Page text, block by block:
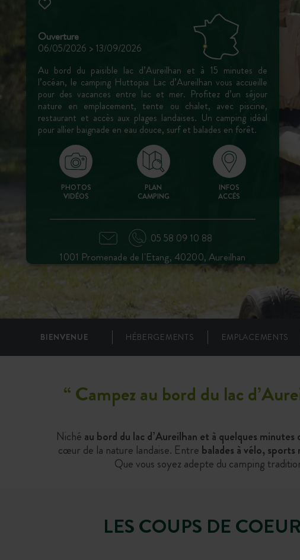
Ouverture
06/05/2026 > 13/09/2026
Au bord du paisible lac d’Aureilhan et à 15 minutes de
l’océan, le camping Huttopia Lac d’Aureilhan vous accueille
pour des vacances entre lac et mer. Profitez d’un séjour
nature en emplacement, tente ou chalet, avec piscine,
restaurant et accès aux plages landaises. Un camping idéal
pour allier baignade en eau douce, surf et balades en forêt.
PHOTOS
VIDÉOS
PLAN
CAMPING
INFOS
ACCÈS
05 58 09 10 88
1001 Promenade de l'Etang, 40200, Aureilhan
BIENVENUE HÉBERGEMENTS EMPLACEMENTS
“ Campez au bord du lac
Niché au bord du lac d’Aureilhan et à quelques minutes
cœur de la nature landaise. Entre balades à vélo,
Que vous soyez adepte du camping
LES COUPS DE